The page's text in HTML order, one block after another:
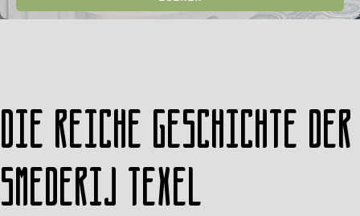
Die reiche Geschichte der
Smederij Texel